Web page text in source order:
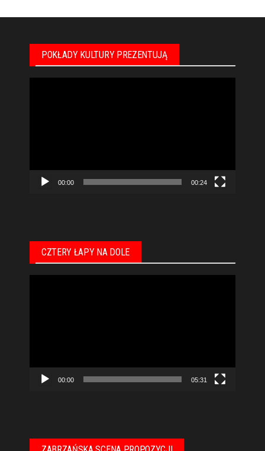
POKŁADY KULTURY PREZENTUJĄ
00:00 00:24
CZTERY ŁAPY NA DOLE
00:00 05:31